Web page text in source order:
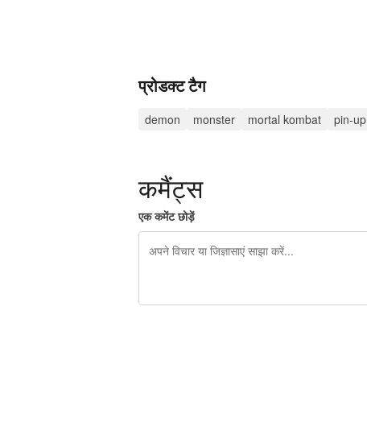
प्रोडक्ट टैग
demon monster mortal kombat pin-up
कमैंट्स
एक कमेंट छोड़ें